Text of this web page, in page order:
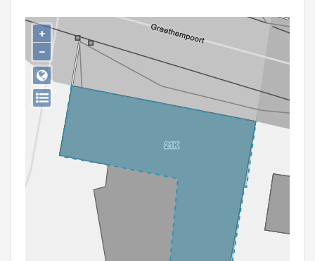
Gebeurtenis
Persoon of collectief
Downloads
+
−